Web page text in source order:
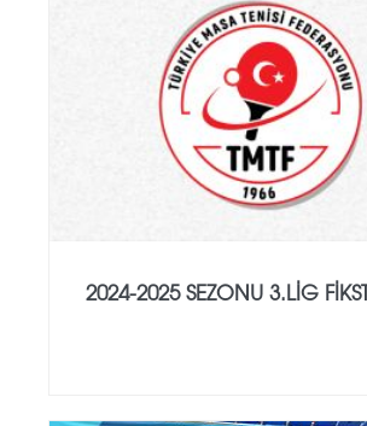
2024-2025 SEZONU 3.LİG